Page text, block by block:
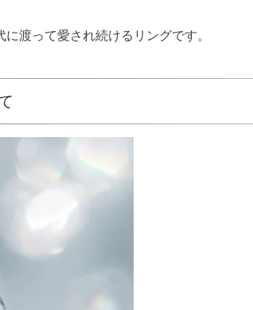
渡って愛され続けるリングです。